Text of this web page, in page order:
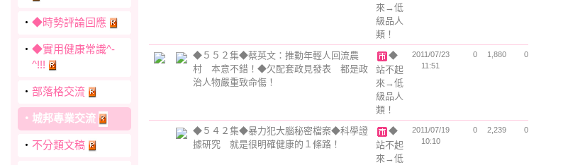
‧ ◆時勢評論回應
‧ ◆實用健康常識^-
^!!!
‧ 部落格交流
‧ 城邦專業交流
‧ 不分類文稿
來→低
級品人
類！
◆５５２集◆蔡英文：推動年輕人回流農
村 本意不錯！◆欠配套政見發表 都是政
治人物嚴重致命傷！
◆
站不起
來→低
級品人
類！
2011/07/23
11:51
0 1,880 0
◆５４２集◆暴力犯大腦秘密檔案◆科學證
據研究 就是很明確健康的１條路！
◆
站不起
來→低
2011/07/19
10:10
0 2,239 0